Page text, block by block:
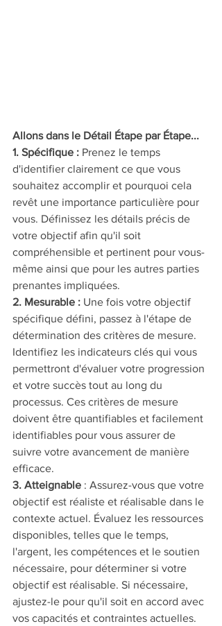
Allons dans le Détail Étape par Étape...
1. Spécifique : Prenez le temps
d'identifier clairement ce que vous
souhaitez accomplir et pourquoi cela
revêt une importance particulière pour
vous. Définissez les détails précis de
votre objectif afin qu'il soit
compréhensible et pertinent pour vous-
même ainsi que pour les autres parties
prenantes impliquées.
2. Mesurable : Une fois votre objectif
spécifique défini, passez à l'étape de
détermination des critères de mesure.
Identifiez les indicateurs clés qui vous
permettront d'évaluer votre progression
et votre succès tout au long du
processus. Ces critères de mesure
doivent être quantifiables et facilement
identifiables pour vous assurer de
suivre votre avancement de manière
efficace.
3. Atteignable : Assurez-vous que votre
objectif est réaliste et réalisable dans le
contexte actuel. Évaluez les ressources
disponibles, telles que le temps,
l'argent, les compétences et le soutien
nécessaire, pour déterminer si votre
objectif est réalisable. Si nécessaire,
ajustez-le pour qu'il soit en accord avec
vos capacités et contraintes actuelles.